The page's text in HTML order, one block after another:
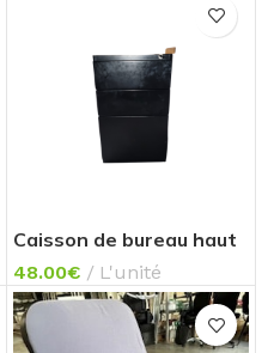
Caisson de bureau haut
48.00€ L'unité